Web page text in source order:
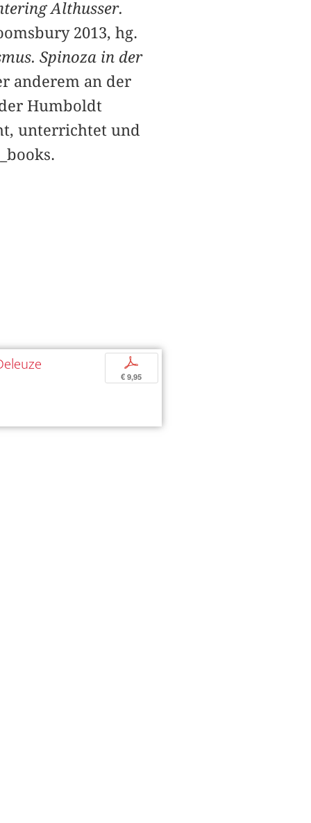
Althusser.
2013, hg.
Spinoza in der
anderem an der
Humboldt
unterrichtet und
p
€ 9,95